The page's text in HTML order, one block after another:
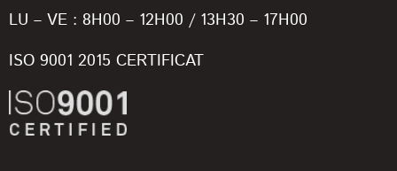
LU – VE : 8H00 – 12H00 / 13H30 – 17H00
ISO 9001 2015 CERTIFICAT